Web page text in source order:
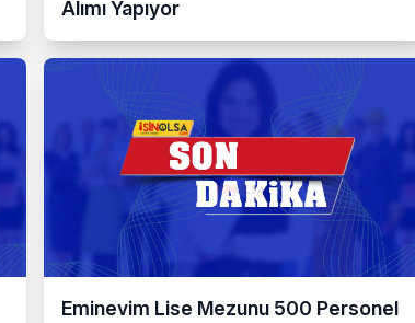
Alımı Yapıyor
Eminevim Lise Mezunu 500 Personel